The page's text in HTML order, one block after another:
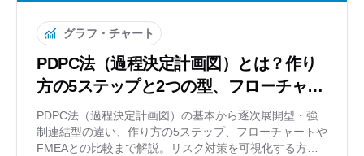
グラフ・チャート
PDPC法（過程決定計画図）とは？作り
方の5ステップと2つの型、フローチャー
トとの違いを徹底解説
PDPC法（過程決定計画図）の基本から逐次展開型・強
制連結型の違い、作り方の5ステップ、フローチャートや
FMEAとの比較まで解説。リスク対策を可視化する方法